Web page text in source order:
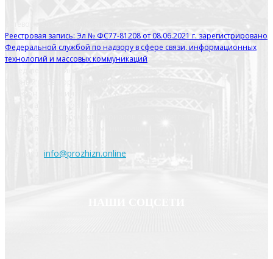
Реестровая запись: Эл № ФС77-81208 от 08.06.2021 г. зарегистрировано
Федеральной службой по надзору в сфере связи, информационных
технологий и массовых коммуникаций
info@prozhizn.online